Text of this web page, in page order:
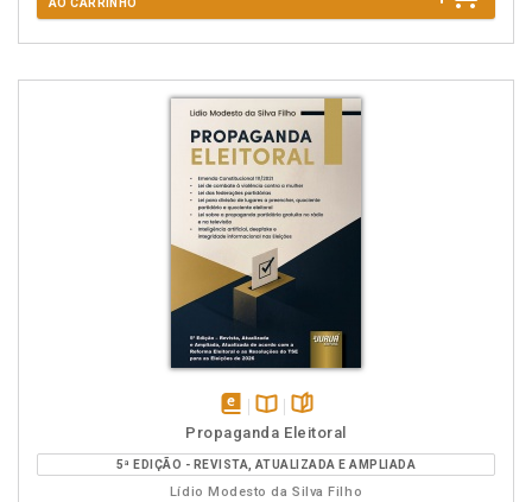
AO CARRINHO
disponível
em
eBook
Disponível
na
B.V.
páginas
Propaganda Eleitoral
5ª EDIÇÃO - REVISTA, ATUALIZADA E AMPLIADA
Lídio Modesto da Silva Filho